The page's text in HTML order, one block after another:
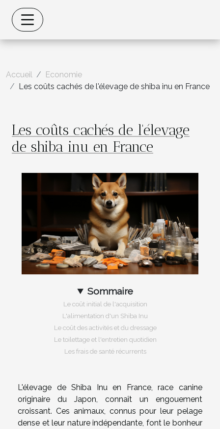
Accueil
Economie
Les coûts cachés de l'élevage de shiba inu en France
Les coûts cachés de l'élevage
de shiba inu en France
Sommaire
Le coût initial de l'acquisition
L'alimentation d'un Shiba Inu
Le coût des activités et du dressage
Le toilettage et l'entretien quotidien
Les frais de santé récurrents
L'élevage de Shiba Inu en France, race canine
originaire du Japon, connaît un engouement
croissant. Ces animaux, connus pour leur pelage
dense et leur nature indépendante, font le bonheur